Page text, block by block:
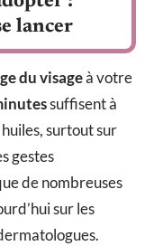
lancer
du visageà votre
suffisent à
surtout sur
gestes
de nombreuses
sur les